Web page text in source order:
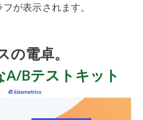
が表示されます。
電卓。
Bテストキット